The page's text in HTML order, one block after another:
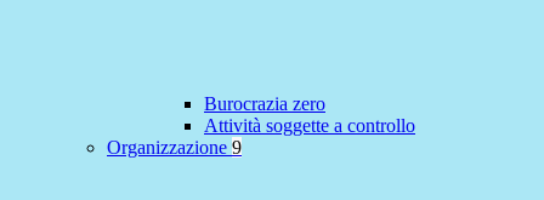
Burocrazia zero
Attività soggette a controllo
Organizzazione 9